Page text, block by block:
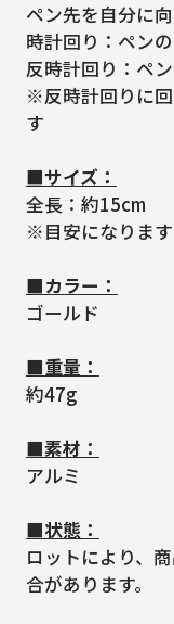
ペン先を自分に
時計回り：ペンの
反時計回り：ペ
※反時計回りに
す
■サイズ：
全長：約15cm
※目安になります
■カラー：
ゴールド
■重量：
約47g
■素材：
アルミ
■状態：
ロットにより、
合があります。